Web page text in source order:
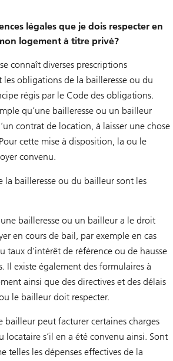
légales que je dois respecter en
logement à titre privé?
connaît diverses prescriptions
les obligations de la bailleresse ou du
régis par le Code des obligations.
qu’une bailleresse ou un bailleur
contrat de location, à laisser une chose
cette mise à disposition, la ou le
convenu.
la bailleresse ou du bailleur sont les
une bailleresse ou un bailleur a le droit
en cours de bail, par exemple en cas
taux d’intérêt de référence ou de hausse
Il existe également des formulaires à
ainsi que des directives et des délais
le bailleur doit respecter.
bailleur peut facturer certaines charges
locataire s’il en a été convenu ainsi. Sont
telles les dépenses effectives de la